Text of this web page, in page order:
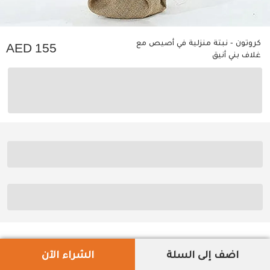
كروتون - نبتة منزلية في أصيص مع
غلاف بني أنيق
155
اضف إلى السلة الشراء الآن